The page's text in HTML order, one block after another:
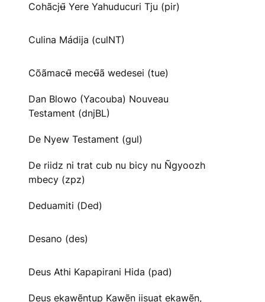
Cohãcjʉ̃ Yere Yahuducuri Tju (pir)
Culina Mádija (culNT)
Cõãmacʉ̃ mecʉ̃ã wedesei (tue)
Dan Blowo (Yacouba) Nouveau
Testament (dnjBL)
De Nyew Testament (gul)
De riidz ni trat cub nu bicy nu Ñgyoozh
mbecy (zpz)
Deduamiti (Ded)
Desano (des)
Deus Athi Kapapirani Hida (pad)
Deus ekawẽntup Kawẽn iisuat ekawẽn,